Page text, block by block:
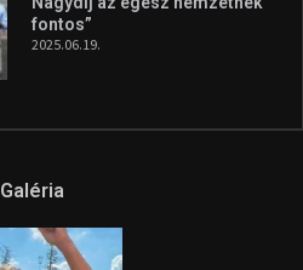
fontos”
2025.06.19.
Galéria